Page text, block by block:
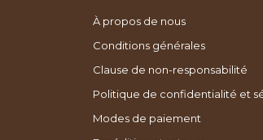
À propos de nous
Conditions générales
Clause de non-responsabilité
Politique de confidentialité et
Modes de paiement